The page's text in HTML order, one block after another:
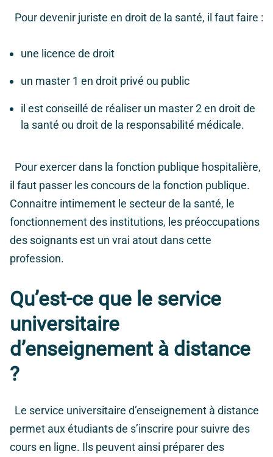
Pour devenir juriste en droit de la santé, il faut faire :
une licence de droit
un master 1 en droit privé ou public
il est conseillé de réaliser un master 2 en droit de
la santé ou droit de la responsabilité médicale.
Pour exercer dans la fonction publique hospitalière,
il faut passer les concours de la fonction publique.
Connaitre intimement le secteur de la santé, le
fonctionnement des institutions, les préoccupations
des soignants est un vrai atout dans cette
profession.
Qu’est-ce que le service
universitaire
d’enseignement à distance
?
Le service universitaire d’enseignement à distance
permet aux étudiants de s’inscrire pour suivre des
cours en ligne. Ils peuvent ainsi préparer des